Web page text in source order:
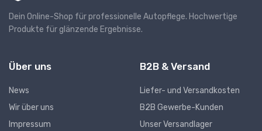
Dein Online-Shop für professionelle Autopflege. Hochwertige
Produkte für glänzende Ergebnisse.
Über uns
News
Wir über uns
Impressum
B2B & Versand
Liefer- und Versandkosten
B2B Gewerbe-Kunden
Unser Versandlager